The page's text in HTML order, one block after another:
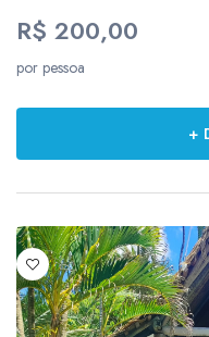
R$ 200,00
por pessoa
+